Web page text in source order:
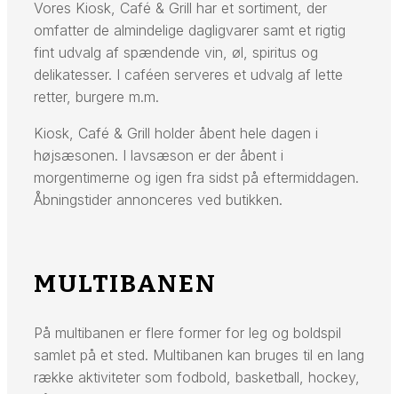
Vores Kiosk, Café & Grill har et sortiment, der
omfatter de almindelige dagligvarer samt et rigtig
fint udvalg af spændende vin, øl, spiritus og
delikatesser. I caféen serveres et udvalg af lette
retter, burgere m.m.
Kiosk, Café & Grill holder åbent hele dagen i
højsæsonen. I lavsæson er der åbent i
morgentimerne og igen fra sidst på eftermiddagen.
Åbningstider annonceres ved butikken.
MULTIBANEN
På multibanen er flere former for leg og boldspil
samlet på et sted. Multibanen kan bruges til en lang
række aktiviteter som fodbold, basketball, hockey,